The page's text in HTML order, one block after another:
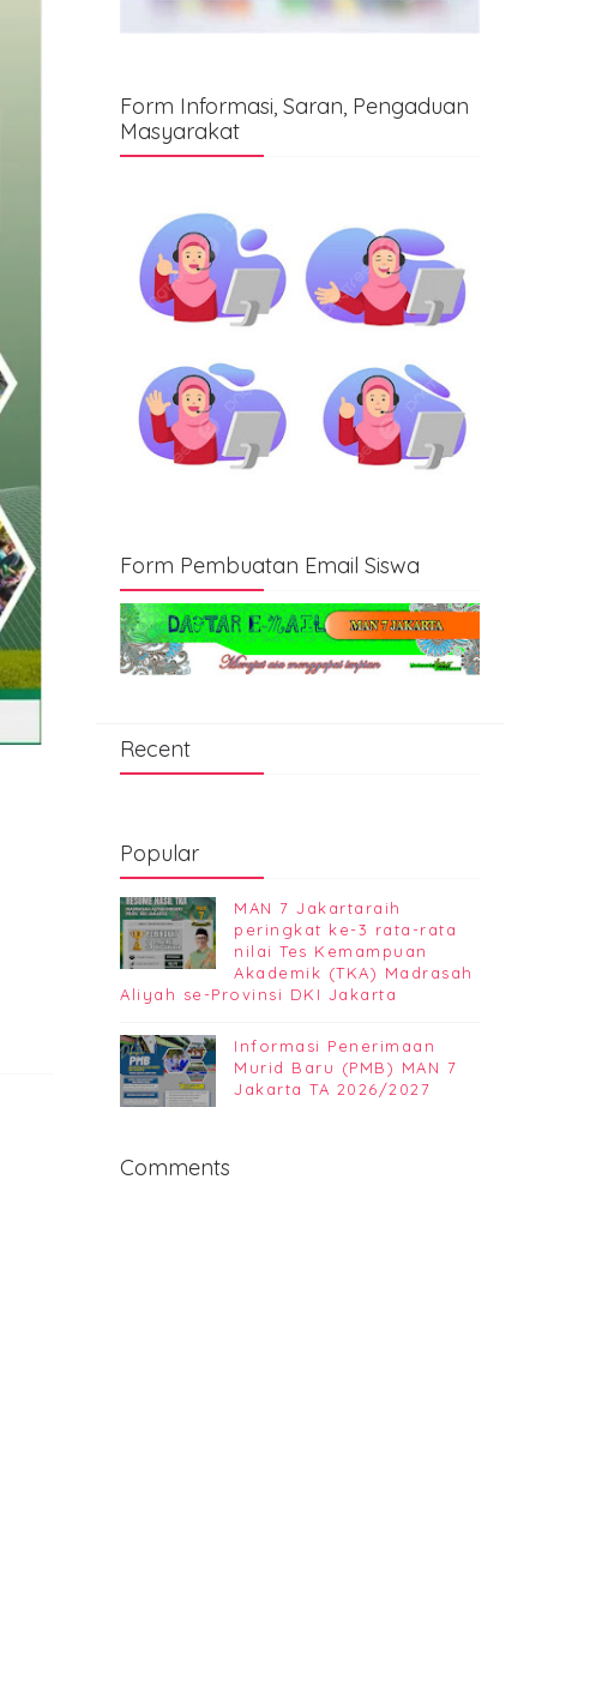
Form Informasi, Saran, Pengaduan
Masyarakat
Form Pembuatan Email Siswa
Recent
Popular
MAN 7 Jakartaraih
peringkat ke-3 rata-rata
nilai Tes Kemampuan
Akademik (TKA) Madrasah
Aliyah se-Provinsi DKI Jakarta
Informasi Penerimaan
Murid Baru (PMB) MAN 7
Jakarta TA 2026/2027
Comments